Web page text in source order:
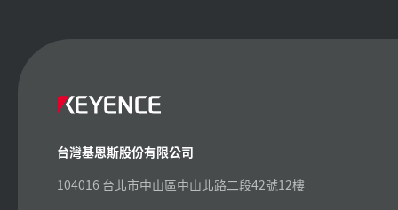
台灣基恩斯股份有限公司
104016 台北市中山區中山北路二段42號12樓